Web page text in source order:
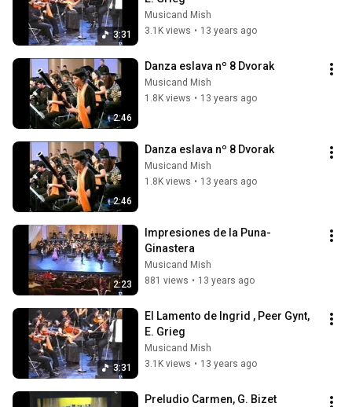
3:31
Musicand Mish
3.1K views • 13 years ago
2:46
Danza eslava nº 8 Dvorak
Musicand Mish
1.8K views • 13 years ago
2:46
Danza eslava nº 8 Dvorak
Musicand Mish
1.8K views • 13 years ago
2:23
Impresiones de la Puna-
Ginastera
Musicand Mish
881 views • 13 years ago
3:31
El Lamento de Ingrid , Peer Gynt,
E. Grieg
Musicand Mish
3.1K views • 13 years ago
Preludio Carmen, G. Bizet